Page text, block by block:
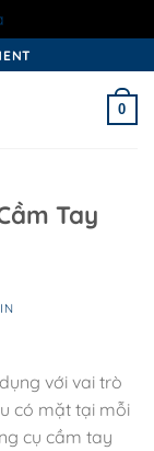
0
Tay
với vai trò
có mặt tại mỗi
cụ cầm tay